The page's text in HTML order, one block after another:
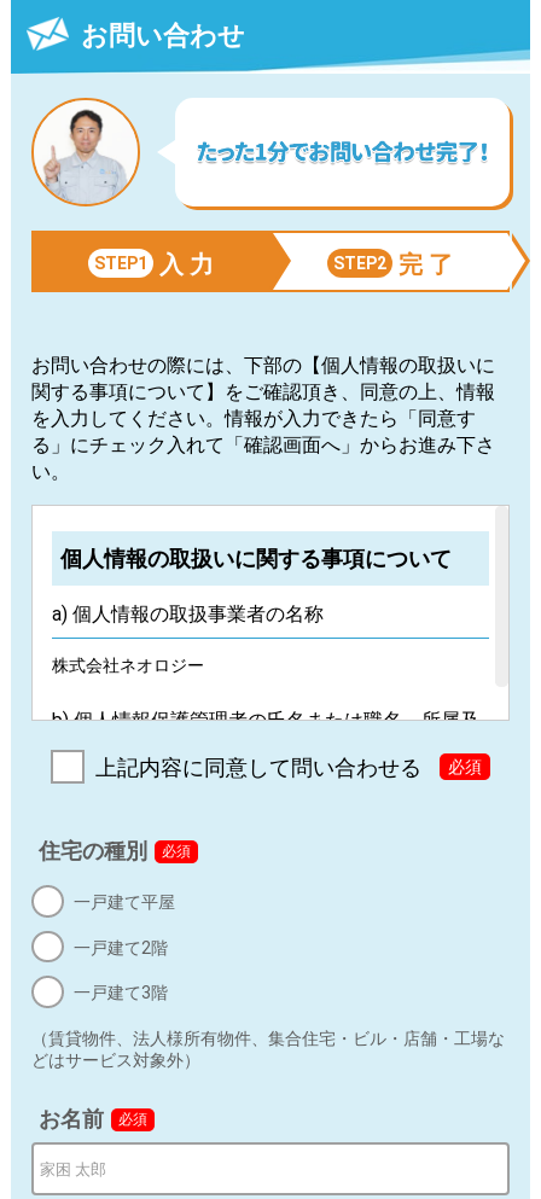
お問い合わせ
STEP1 入 力 STEP2 完 了
お問い合わせの際には、下部の【個人情報の取扱いに
関する事項について】をご確認頂き、同意の上、情報
を入力してください。情報が入力できたら「同意す
る」にチェック入れて「確認画面へ」からお進み下さ
い。
個人情報の取扱いに関する事項について
a) 個人情報の取扱事業者の名称
株式会社ネオロジー
b) 個人情報保護管理者の氏名または職名、所属及
び連絡先
入力された個人情報は、ユーザーに本サービスを快適に
利用していただく範囲内でのみ、個人情報を利用しま
す。利用目的は下記の通りです。
本サイトに関係するサービスに関するメール配信
ＤＭによる新商品・サービスに関する情報のお知らせ
上記の利用目的に付随する目的
上記内容に同意して問い合わせる 必須
住宅の種別 必須
一戸建て平屋
一戸建て2階
一戸建て3階
（賃貸物件、法人様所有物件、集合住宅・ビル・店舗・工場な
どはサービス対象外）
お名前 必須